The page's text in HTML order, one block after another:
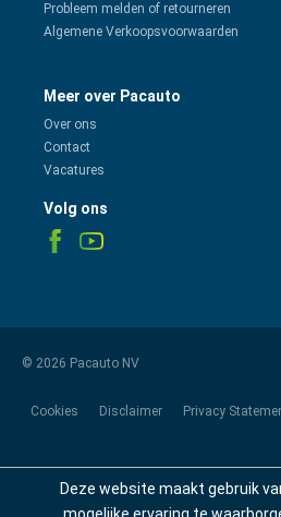
Probleem melden of retourneren
Algemene Verkoopsvoorwaarden
Meer over Pacauto
Over ons
Contact
Vacatures
Volg ons
© 2026 Pacauto NV
Cookies Disclaimer Privacy
Deze website maakt gebruik